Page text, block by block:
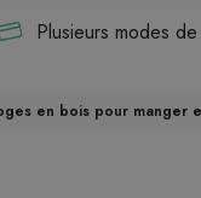
Plusieurs modes
en bois pour manger